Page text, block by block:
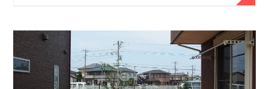
宝塚市、三田市、川西市、伊丹市
【北摂エリア 】豊中市、箕面市、池田市、吹田市、
茨木市、高槻市、枚方市、摂津市、寝屋川市、交野
しい
・2階の屋根まで伸びている木を伐採してほしい
・電線まで木が伸び、危ないから木を伐採してほし
雑草が伸び放題になって、お困りの方はたくさんおら
れることでしょう。
ついつい長い間放置している方も多いわけですが、
雑草を伸び放題にしておくことには多くのリスクを